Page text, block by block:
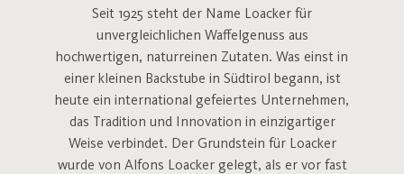
Seit 1925 steht der Name Loacker für
unvergleichlichen Waffelgenuss aus
hochwertigen, naturreinen Zutaten. Was einst in
einer kleinen Backstube in Südtirol begann, ist
heute ein international gefeiertes Unternehmen,
das Tradition und Innovation in einzigartiger
Weise verbindet. Der Grundstein für Loacker
wurde von Alfons Loacker gelegt, als er vor fast